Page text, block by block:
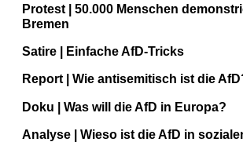
Protest | 50.000 Menschen
Bremen
Satire | Einfache AfD-Tricks
Report | Wie antisemitisch ist die
Doku | Was will die AfD in Europa?
Analyse | Wieso ist die AfD in